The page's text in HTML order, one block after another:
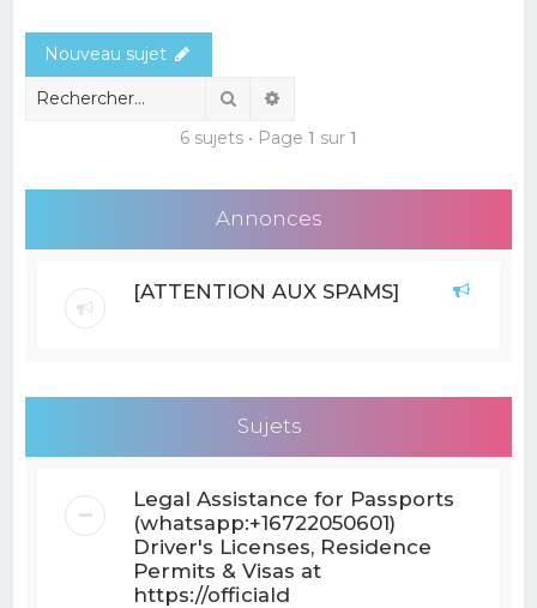
r
Nouveau sujet
Rechercher
6 sujets • Page 1 sur 1
Annonces
[ATTENTION AUX SPAMS]
Sujets
Legal Assistance for Passports
(whatsapp:+16722050601)
Driver's Licenses, Residence
Permits & Visas at
https://officiald